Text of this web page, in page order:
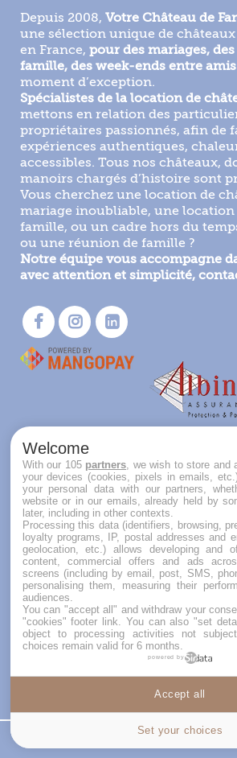
Depuis 2008, Votre Château de
une sélection unique de
en France, pour des mariages,
famille, des week-ends entre amis
moment d’exception.
Spécialistes de la location de
mettons en relation des
propriétaires passionnés, afin de
expériences authentiques,
accessibles. Tous nos châteaux,
manoirs chargés d’histoire sont
Vous cherchez une location de
mariage inoubliable, une location
famille, ou un cadre hors du
ou une réunion de famille ?
Notre équipe vous accompagne
avec attention et simplicité,
DÉCOUVREZ
Qui sommes-nous ?
Politique de non discrimination
Contactez nous
Les prestataires recommandés
de Famille
FAQ. Votre Château de famille
Mentions légales Votre château
Conditions Générales d’Utilisation
Welcome
With our 105 partners , we wish to store
your devices (cookies, pixels in emails,
your personal data with our partners,
website or in our emails, already held by
later, including in other contexts.
Processing this data (identifiers, browsing,
loyalty programs, IP, postal addresses and
geolocation, etc.) allows developing and
content, commercial offers and ads
screens (including by email, post, SMS,
personalising them, measuring their
audiences.
You can "accept all" and withdraw your
"cookies" footer link . You can also "set
object to processing activities not
choices remain valid for 6 months.
powered by
Set your choices
Accept all